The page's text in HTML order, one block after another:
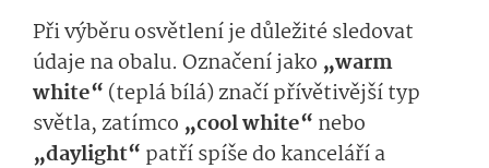
Při výběru osvětlení je důležité sledovat
údaje na obalu. Označení jako „warm
white“ (teplá bílá) značí přívětivější typ
světla, zatímco „cool white“ nebo
„daylight“ patří spíše do kanceláří a